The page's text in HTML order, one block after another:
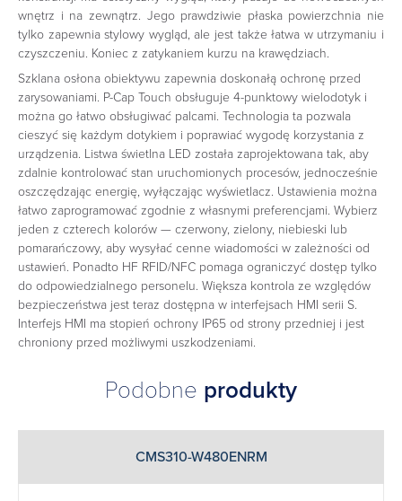
wnętrz i na zewnątrz. Jego prawdziwie płaska powierzchnia nie
tylko zapewnia stylowy wygląd, ale jest także łatwa w utrzymaniu i
czyszczeniu. Koniec z zatykaniem kurzu na krawędziach.
Szklana osłona obiektywu zapewnia doskonałą ochronę przed
zarysowaniami. P-Cap Touch obsługuje 4-punktowy wielodotyk i
można go łatwo obsługiwać palcami. Technologia ta pozwala
cieszyć się każdym dotykiem i poprawiać wygodę korzystania z
urządzenia. Listwa świetlna LED została zaprojektowana tak, aby
zdalnie kontrolować stan uruchomionych procesów, jednocześnie
oszczędzając energię, wyłączając wyświetlacz. Ustawienia można
łatwo zaprogramować zgodnie z własnymi preferencjami. Wybierz
jeden z czterech kolorów — czerwony, zielony, niebieski lub
pomarańczowy, aby wysyłać cenne wiadomości w zależności od
ustawień. Ponadto HF RFID/NFC pomaga ograniczyć dostęp tylko
do odpowiedzialnego personelu. Większa kontrola ze względów
bezpieczeństwa jest teraz dostępna w interfejsach HMI serii S.
Interfejs HMI ma stopień ochrony IP65 od strony przedniej i jest
chroniony przed możliwymi uszkodzeniami.
Podobne produkty
CMS310-W480ENRM